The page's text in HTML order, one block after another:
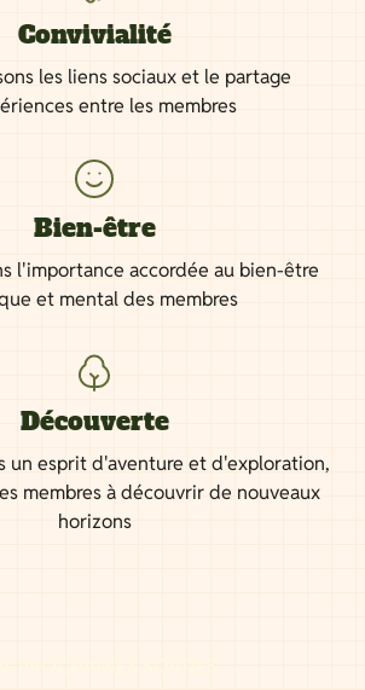
Convivialité
les liens sociaux et le partage
entre les membres
Bien-être
l'importance accordée au bien-être
et mental des membres
Découverte
un esprit d'aventure et d'exploration,
membres à découvrir de nouveaux
horizons